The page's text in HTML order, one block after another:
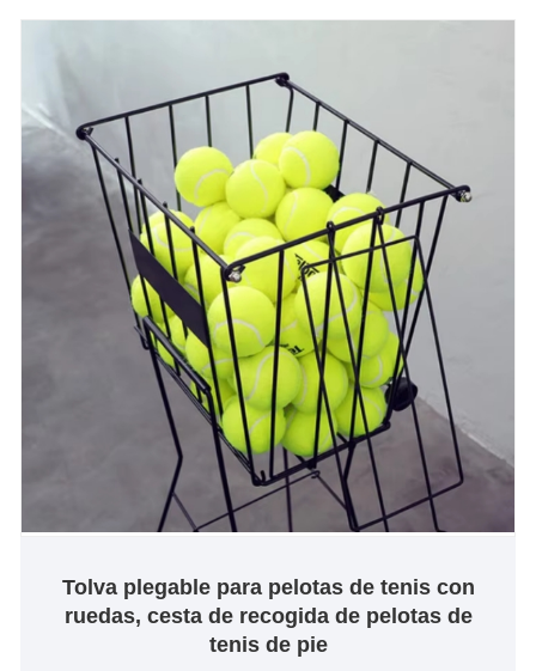
Tolva plegable para pelotas de tenis con
ruedas, cesta de recogida de pelotas de
tenis de pie